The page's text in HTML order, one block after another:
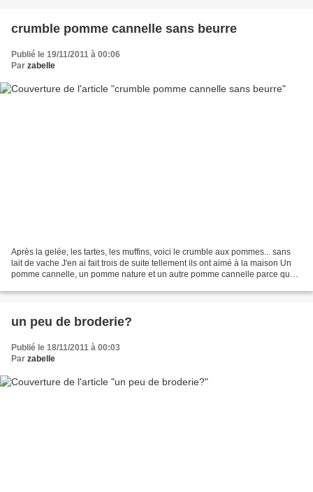
crumble pomme cannelle sans beurre
Publié le 19/11/2011 à 00:06
Par zabelle
Après la gelée, les tartes, les muffins, voici le crumble aux pommes... sans
lait de vache J'en ai fait trois de suite tellement ils ont aimé à la maison Un
pomme cannelle, un pomme nature et un autre pomme cannelle parce que
un peu de broderie?
Publié le 18/11/2011 à 00:03
Par zabelle